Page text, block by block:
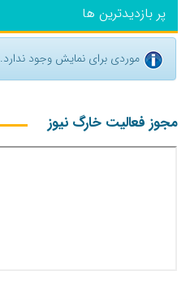
پر بازدیدترین ها
موردی برای نمایش وجود ندارد.
مجوز فعالیت خارگ نیوز